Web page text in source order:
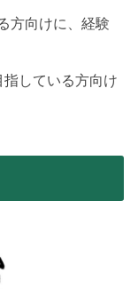
方向けに、経験
している方向け